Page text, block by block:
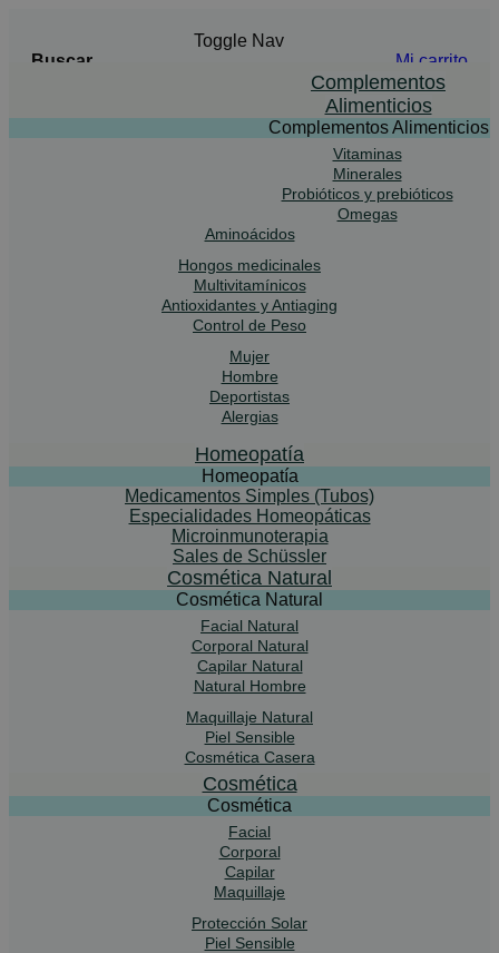
Toggle Nav
Buscar
Mi carrito
Complementos
Alimenticios
Complementos Alimenticios
Vitaminas
Minerales
Probióticos y prebióticos
Omegas
Aminoácidos
Hongos medicinales
Multivitamínicos
Antioxidantes y Antiaging
Control de Peso
Mujer
Hombre
Deportistas
Alergias
Homeopatía
Homeopatía
Medicamentos Simples (Tubos)
Especialidades Homeopáticas
Microinmunoterapia
Sales de Schüssler
Cosmética Natural
Cosmética Natural
Facial Natural
Corporal Natural
Capilar Natural
Natural Hombre
Maquillaje Natural
Piel Sensible
Cosmética Casera
Cosmética
Cosmética
Facial
Corporal
Capilar
Maquillaje
Protección Solar
Piel Sensible